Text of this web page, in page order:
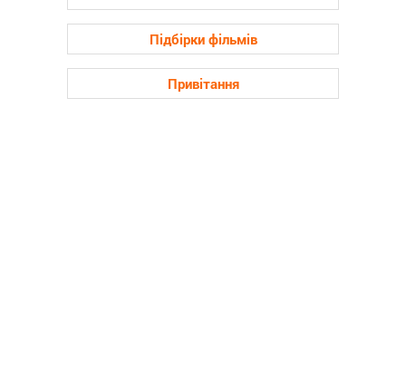
Підбірки фільмів
Привітання